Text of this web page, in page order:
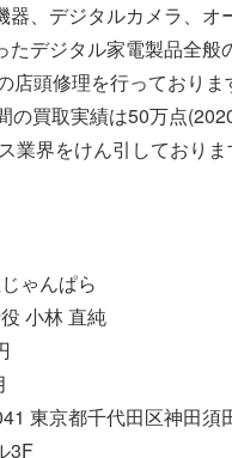
器、デジタルカメラ、オ
たデジタル家電製品全般
頭修理を行っておりま
の買取実績は50万点
業界をけん引しておりま
ゃんぱら
小林 直純
東京都千代田区神田須
3F